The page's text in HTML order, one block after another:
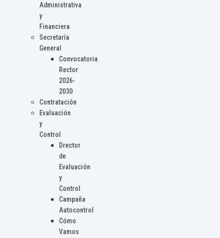
Administrativa
y
Financiera
Secretaría
General
Convocatoria
Rector
2026-
2030
Contratación
Evaluación
y
Control
Drector
de
Evaluación
y
Control
Campaña
Autocontrol
Cómo
Vamos